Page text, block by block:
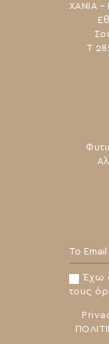
Το Email
Έχω
τους
ΧΑΝΙΑ
Τ